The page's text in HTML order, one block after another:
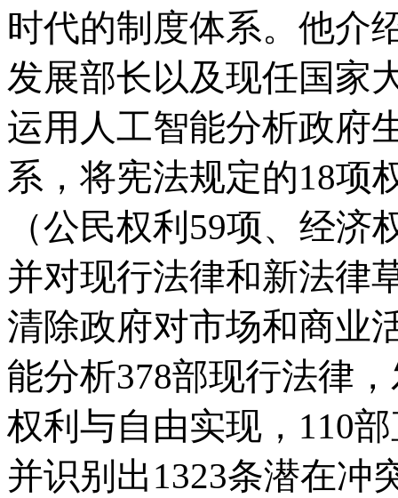
时代的制度体系。他介
发展部长以及现任国家
运用人工智能分析政府
系，将宪法规定的18项
（公民权利59项、经
并对现行法律和新法律
清除政府对市场和商业
能分析378部现行法律
权利与自由实现，110
并识别出1323条潜在冲